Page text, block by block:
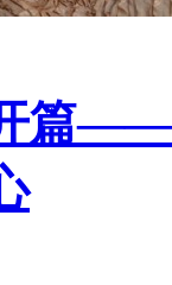
篇